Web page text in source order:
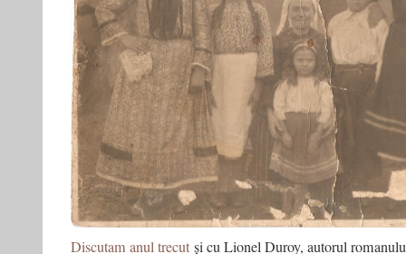
Discutam anul trecut și cu Lionel Duroy, autorul